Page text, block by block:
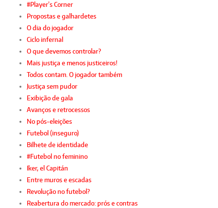
#Player’s Corner
Propostas e galhardetes
O dia do jogador
Ciclo infernal
O que devemos controlar?
Mais justiça e menos justiceiros!
Todos contam. O jogador também
Justiça sem pudor
Exibição de gala
Avanços e retrocessos
No pós-eleições
Futebol (inseguro)
Bilhete de identidade
#Futebol no feminino
Iker, el Capitán
Entre muros e escadas
Revolução no futebol?
Reabertura do mercado: prós e contras